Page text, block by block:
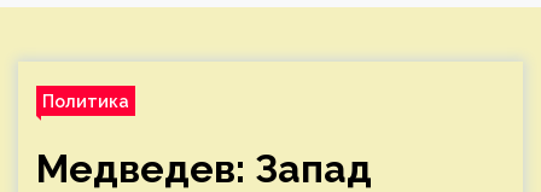
Политика
Медведев: Запад